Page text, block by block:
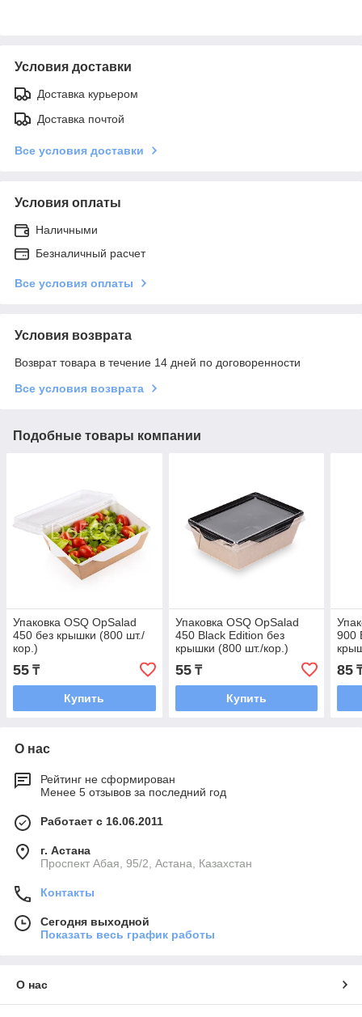
Условия доставки
Доставка курьером
Доставка почтой
Все условия доставки
Условия оплаты
Наличными
Безналичный расчет
Все условия оплаты
Условия возврата
Возврат товара в течение 14 дней по договоренности
Все условия возврата
Подобные товары компании
Упаковка OSQ OpSalad
450 без крышки (800 шт./
кор.)
55 ₸
Купить
Упаковка OSQ OpSalad
450 Black Edition без
крышки (800 шт./кор.)
55₸
Купить
900
85
О нас
Рейтинг не сформирован
Менее 5 отзывов за последний год
Работает с 16.06.2011
г. Астана
​Проспект Абая, 95/2, Астана, Казахстан
Контакты
Сегодня выходной
Показать весь график работы
О нас